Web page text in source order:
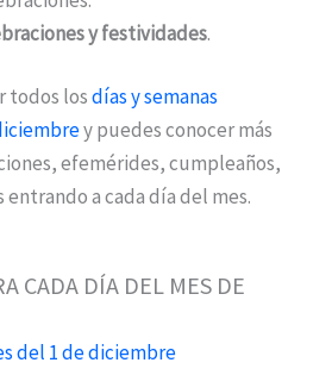
y festividades.
todos losdías y semanas
y puedes conocer más
efemérides, cumpleaños,
a cada día del mes.
CADA DÍA DEL MES DE
del 1 de diciembre